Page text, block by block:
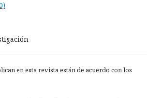
en esta revista están de acuerdo con los